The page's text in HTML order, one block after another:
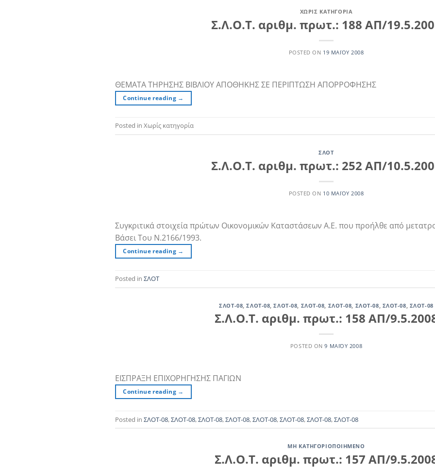
ΧΩΡΊΣ ΚΑΤΗΓΟΡΊΑ
Σ.Λ.Ο.Τ. αριθμ. πρωτ.: 188 ΑΠ/
POSTED ON 19 ΜΑΪ́ΟΥ 2008
ΘΕΜΑΤΑ ΤΗΡΗΣΗΣ ΒΙΒΛΙΟΥ ΑΠΟΘΗΚΗΣ ΣΕ ΠΕΡΙΠΤΩΣΗ ΑΠΟΡΡΟΦΗΣΗΣ
Continue reading →
Posted in Χωρίς κατηγορία
ΣΛΟΤ
Σ.Λ.Ο.Τ. αριθμ. πρωτ.: 252 ΑΠ/
POSTED ON 10 ΜΑΪ́ΟΥ 2008
Συγκριτικά στοιχεία πρώτων Οικονομικών Καταστάσεων Α.Ε. που προήλθε από
Βάσει Του Ν.2166/1993.
Continue reading →
Posted in ΣΛΟΤ
ΣΛΟΤ-08 ,ΣΛΟΤ-08 ,ΣΛΟΤ-08 ΣΛΟΤ-08 ΣΛΟΤ-08 ΣΛΟΤ-08 ΣΛΟΤ-08 ΣΛΟΤ-08
Σ.Λ.Ο.Τ. αριθμ. πρωτ.: 158 ΑΠ/
POSTED ON9 ΜΑΪ́ΟΥ 2008
ΕΙΣΠΡΑΞΗ ΕΠΙΧΟΡΗΓΗΣΗΣ ΠΑΓΙΩΝ
Continue reading →
Posted in ΣΛΟΤ-08,ΣΛΟΤ-08,ΣΛΟΤ-08,ΣΛΟΤ-08,ΣΛΟΤ-08,ΣΛΟΤ-08,ΣΛΟΤ-08,ΣΛΟΤ-08
ΜΗ ΚΑΤΗΓΟΡΙΟΠΟΙΗΜΈΝΟ
Σ.Λ.Ο.Τ. αριθμ. πρωτ.: 157 ΑΠ/